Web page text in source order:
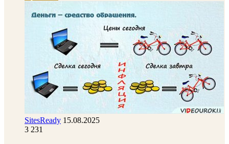
SitesReady 15.08.2025
3 231